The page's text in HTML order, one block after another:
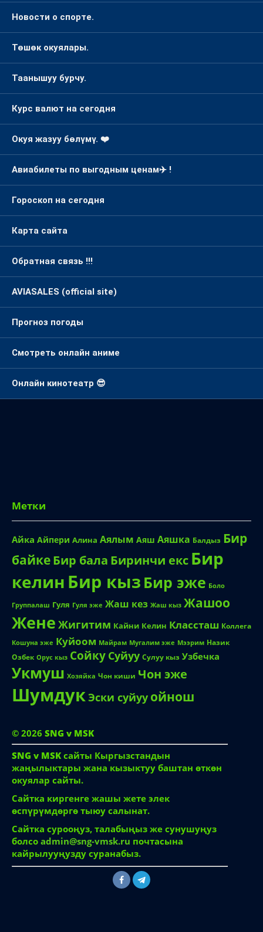
Метки
Айка Айпери Алина Аялым Аяш Аяшка Балдыз
байке Бир балаБиринчи ексБир
келинБир кызБир эже Боло
Группалаш Гуля Гуля эже Жаш кез Жаш кыз Жашоо
Жене Жигитим Кайни Келин Классташ Коллега
Кошуна эже Куйоом Майрам Мугалим эже
Назик
Озбек Орус кыз СойкуСуйуу Сулуу кыз Узбечка
Укмуш Хозяйка Чон киши Чон эже
© 2026SNG v MSK
SNG v MSK
сайты Кыргызстандын
жаңылыктары жана кызыктуу баштан өткөн
окуялар сайты.
Сайтка киргенге жашы жете элек
өспүрүмдөргө тыюу салынат.
Сайтка сурооңуз, талабыңыз же сунушуңуз
болсо
admin@sng-vmsk.ru
кайрылууңузду суранабыз.